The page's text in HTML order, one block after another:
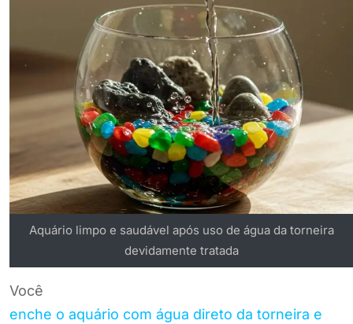
Aquário limpo e saudável após uso de água da torneira
devidamente tratada
Você
enche o aquário com água direto da torneira e